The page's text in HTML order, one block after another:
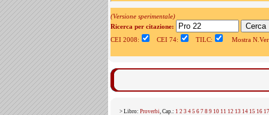
(Versione sperimentale)
Ricerca per citazione:
CEI 2008:
CEI 74: TILC: Mostra
> Libro: Proverbi, Cap.: 1 2 3 4 5 6 7 8 9 10 11 12 13 14 15 16 17